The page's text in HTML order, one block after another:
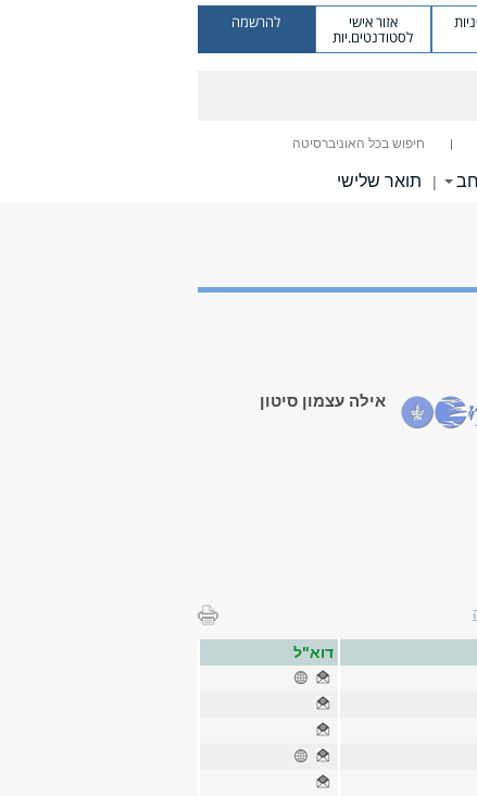
אזור אישי
לסטודנטים.יות
להרשמה
חיפוש בכל האוניברסיטה
| תואר שלישי
אילה עצמון סיטון
דוא"ל